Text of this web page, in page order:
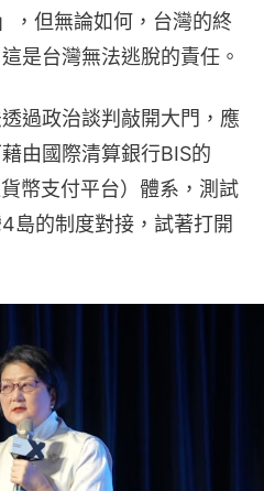
，但無論如何，台灣的終
是台灣無法逃脫的責任。
過政治談判敲開大門，應
由國際清算銀行BIS的
幣支付平台）體系，測試
島的制度對接，試著打開